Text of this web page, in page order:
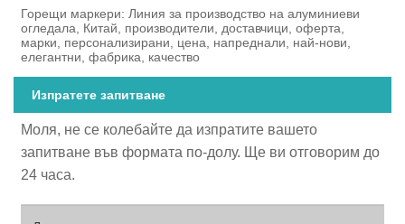
Горещи маркери: Линия за производство на алуминиеви
огледала, Китай, производители, доставчици, оферта,
марки, персонализирани, цена, напреднали, най-нови,
елегантни, фабрика, качество
Изпратете запитване
Моля, не се колебайте да изпратите вашето
запитване във формата по-долу. Ще ви отговорим до
24 часа.